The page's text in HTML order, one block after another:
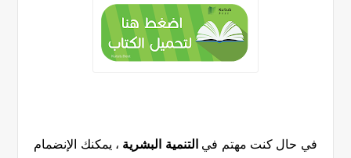
في حال كنت مهتم فيالتنمية البشرية ، يمكنك الإنضمام